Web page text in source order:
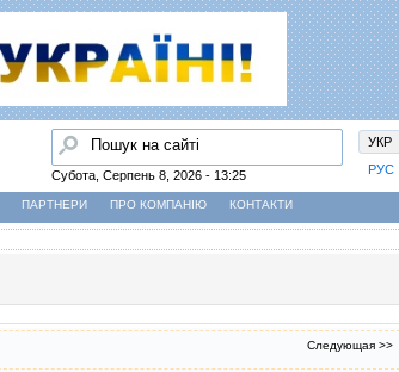
УКР
РУС
Пошук
Субота, Серпень 8, 2026 - 13:25
ПАРТНЕРИ ПРО КОМПАНІЮ КОНТАКТИ
Следующая >>